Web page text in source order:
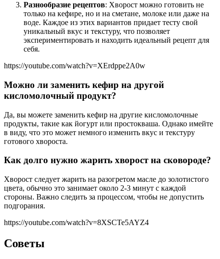
Разнообразие рецептов: Хворост можно готовить не
только на кефире, но и на сметане, молоке или даже на
воде. Каждое из этих вариантов придает тесту свой
уникальный вкус и текстуру, что позволяет
экспериментировать и находить идеальный рецепт для
себя.
https://youtube.com/watch?v=XErdppe2A0w
Можно ли заменить кефир на другой
кисломолочный продукт?
Да, вы можете заменить кефир на другие кисломолочные
продукты, такие как йогурт или простокваша. Однако имейте
в виду, что это может немного изменить вкус и текстуру
готового хвороста.
Как долго нужно жарить хворост на сковороде?
Хворост следует жарить на разогретом масле до золотистого
цвета, обычно это занимает около 2-3 минут с каждой
стороны. Важно следить за процессом, чтобы не допустить
подгорания.
https://youtube.com/watch?v=8XSCTe5AYZ4
Советы